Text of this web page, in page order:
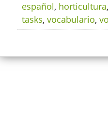
español, horticultura,
tasks, vocabulario,